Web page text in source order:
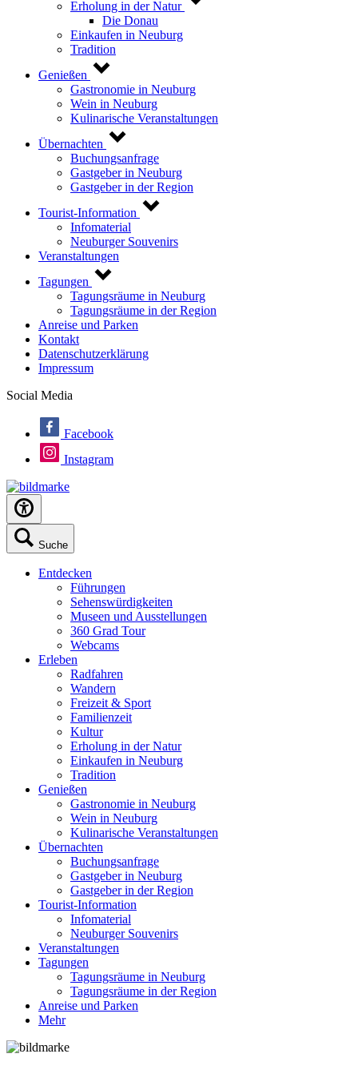
Erholung in der Natur
Die Donau
Einkaufen in Neuburg
Tradition
Genießen
Gastronomie in Neuburg
Wein in Neuburg
Kulinarische Veranstaltungen
Übernachten
Buchungsanfrage
Gastgeber in Neuburg
Gastgeber in der Region
Tourist-Information
Infomaterial
Neuburger Souvenirs
Veranstaltungen
Tagungen
Tagungsräume in Neuburg
Tagungsräume in der Region
Anreise und Parken
Kontakt
Datenschutzerklärung
Impressum
Social Media
Facebook
Instagram
Suche
Entdecken
Führungen
Sehenswürdigkeiten
Museen und Ausstellungen
360 Grad Tour
Webcams
Erleben
Radfahren
Wandern
Freizeit & Sport
Familienzeit
Kultur
Erholung in der Natur
Einkaufen in Neuburg
Tradition
Genießen
Gastronomie in Neuburg
Wein in Neuburg
Kulinarische Veranstaltungen
Übernachten
Buchungsanfrage
Gastgeber in Neuburg
Gastgeber in der Region
Tourist-Information
Infomaterial
Neuburger Souvenirs
Veranstaltungen
Tagungen
Tagungsräume in Neuburg
Tagungsräume in der Region
Anreise und Parken
Mehr